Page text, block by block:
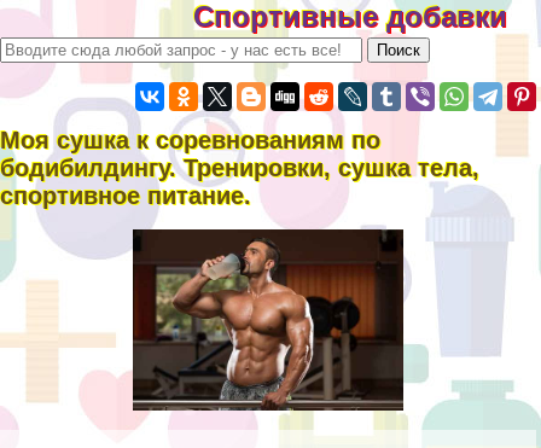
Спортивные добавки
Моя сушка к соревнованиям по
бодибилдингу. Тренировки, сушка тела,
спортивное питание.